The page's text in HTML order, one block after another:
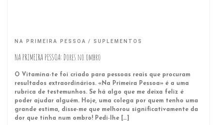
NA PRIMEIRA PESSOA SUPLEMENTOS
NA PRIMEIRA PESSOA: Dores no ombro
O Vitamina-te foi criado para pessoas reais que procuram
resultados extraordinários. «Na Primeira Pessoa» é a uma
rubrica de testemunhos. Se há algo que me deixa feliz é
poder ajudar alguém. Hoje, uma colega por quem tenho uma
grande estima, disse-me que melhorou significativamente da
dor que tinha num ombro! Pedi-lhe […]